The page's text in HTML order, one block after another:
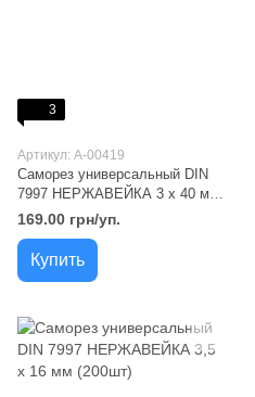
3
Артикул: A-00419
Саморез универсальный DIN
7997 НЕРЖАВЕЙКА 3 х 40 мм
(100шт)
169.00 грн/уп.
Купить